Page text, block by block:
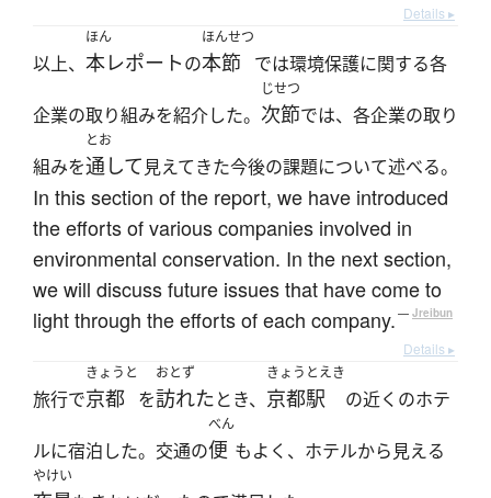
Details ▸
以上、
ほん
本レポートの
ほんせつ
本節 では環境保護に関する各
企業の取り組みを紹介した。
じせつ
次節では、各企業の取り
組みを
とお
通して 見えてきた今後の課題について述べる。
In this section of the report, we have introduced
the efforts of various companies involved in
environmental conservation. In the next section,
we will discuss future issues that have come to
light through the efforts of each company. — Jreibun
Details ▸
旅行で
きょうと
京都 を
おとず
訪れたとき、
きょうとえき
京都駅 の近くのホテ
ルに宿泊した。交通の
べん
便 もよく、ホテルから見える
やけい